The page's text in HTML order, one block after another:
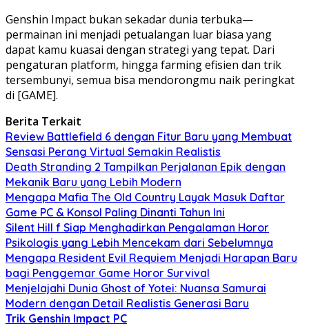
Genshin Impact bukan sekadar dunia terbuka—
permainan ini menjadi petualangan luar biasa yang
dapat kamu kuasai dengan strategi yang tepat. Dari
pengaturan platform, hingga farming efisien dan trik
tersembunyi, semua bisa mendorongmu naik peringkat
di [GAME].
Berita Terkait
Review Battlefield 6 dengan Fitur Baru yang Membuat
Sensasi Perang Virtual Semakin Realistis
Death Stranding 2 Tampilkan Perjalanan Epik dengan
Mekanik Baru yang Lebih Modern
Mengapa Mafia The Old Country Layak Masuk Daftar
Game PC & Konsol Paling Dinanti Tahun Ini
Silent Hill f Siap Menghadirkan Pengalaman Horor
Psikologis yang Lebih Mencekam dari Sebelumnya
Mengapa Resident Evil Requiem Menjadi Harapan Baru
bagi Penggemar Game Horor Survival
Menjelajahi Dunia Ghost of Yotei: Nuansa Samurai
Modern dengan Detail Realistis Generasi Baru
Trik Genshin Impact PC